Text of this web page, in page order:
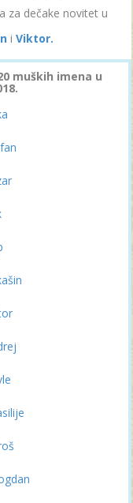
za dečake novitet u
i Viktor.
muških imena u